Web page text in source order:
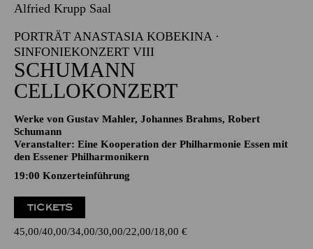
09.04.2027
19:30 - 21:30
Alfried Krupp Saal
PORTRÄT ANASTASIA KOBEKINA ·
SINFONIEKONZERT VIII
SCHUMANN
CELLOKONZERT
Werke von Gustav Mahler, Johannes Brahms, Robert
Schumann
den Essener Philharmonikern
19:00 Konzerteinführung